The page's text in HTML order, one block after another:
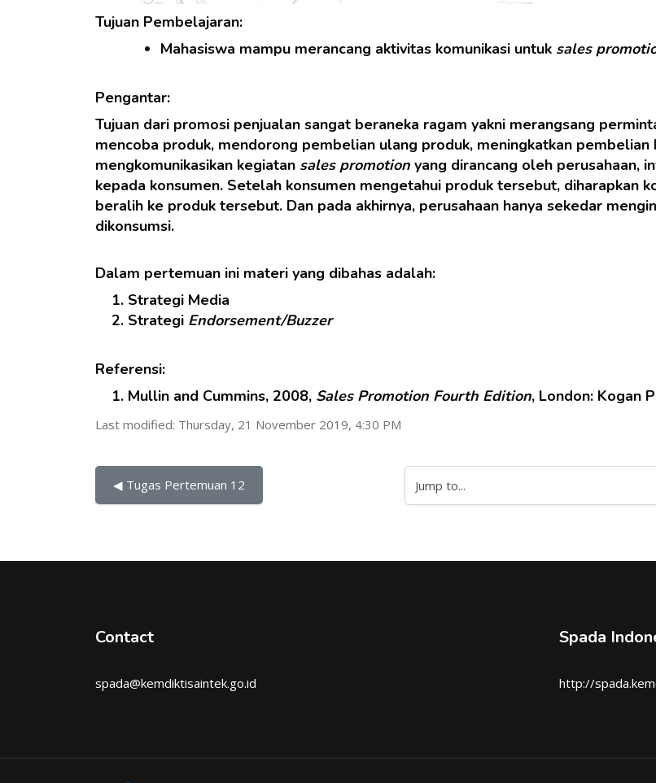
Tujuan Pembelajaran:
Mahasiswa mampu merancang aktivitas komunikasi untuk sales
Pengantar:
Tujuan dari promosi penjualan sangat beraneka ragam yakni merangsang
mencoba produk, mendorong pembelian ulang produk, meningkatkan pembelian
mengkomunikasikan kegiatan sales promotion yang dirancang oleh perusahaan,
kepada konsumen. Setelah konsumen mengetahui produk tersebut, diharapkan
beralih ke produk tersebut. Dan pada akhirnya, perusahaan hanya sekedar
dikonsumsi.
Dalam pertemuan ini materi yang dibahas adalah:
Strategi Media
Strategi Endorsement/Buzzer
Referensi:
Mullin and Cummins, 2008, Sales Promotion Fourth Edition, London: Kogan
Last modified: Thursday, 21 November 2019, 4:30 PM
◀︎ Tugas Pertemuan 12 Jump to...
Contact
spada@kemdiktisaintek.go.id
Spada
http://